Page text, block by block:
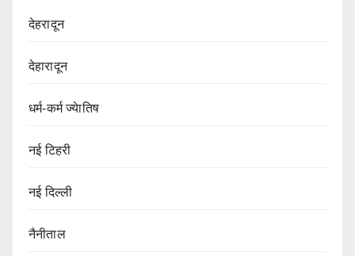
देहरादून
देहारादून
धर्म-कर्म ज्येातिष
नई टिहरी
नई दिल्ली
नैनीताल